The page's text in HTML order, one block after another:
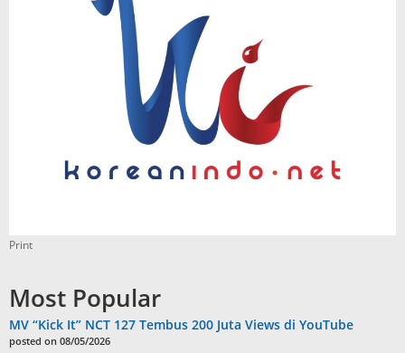
Print
Most Popular
MV “Kick It” NCT 127 Tembus 200 Juta Views di YouTube
posted on 08/05/2026